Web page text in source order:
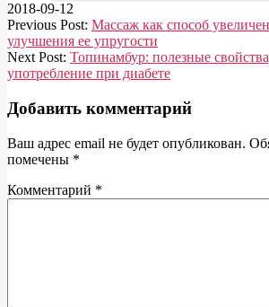
2018-09-12
Previous Post: Массаж как способ
улучшения ее упругости
Next Post: Топинамбур: полезные
употребление при диабете
Добавить комментарий
Ваш адрес email не будет опубликован.
помечены *
Комментарий *